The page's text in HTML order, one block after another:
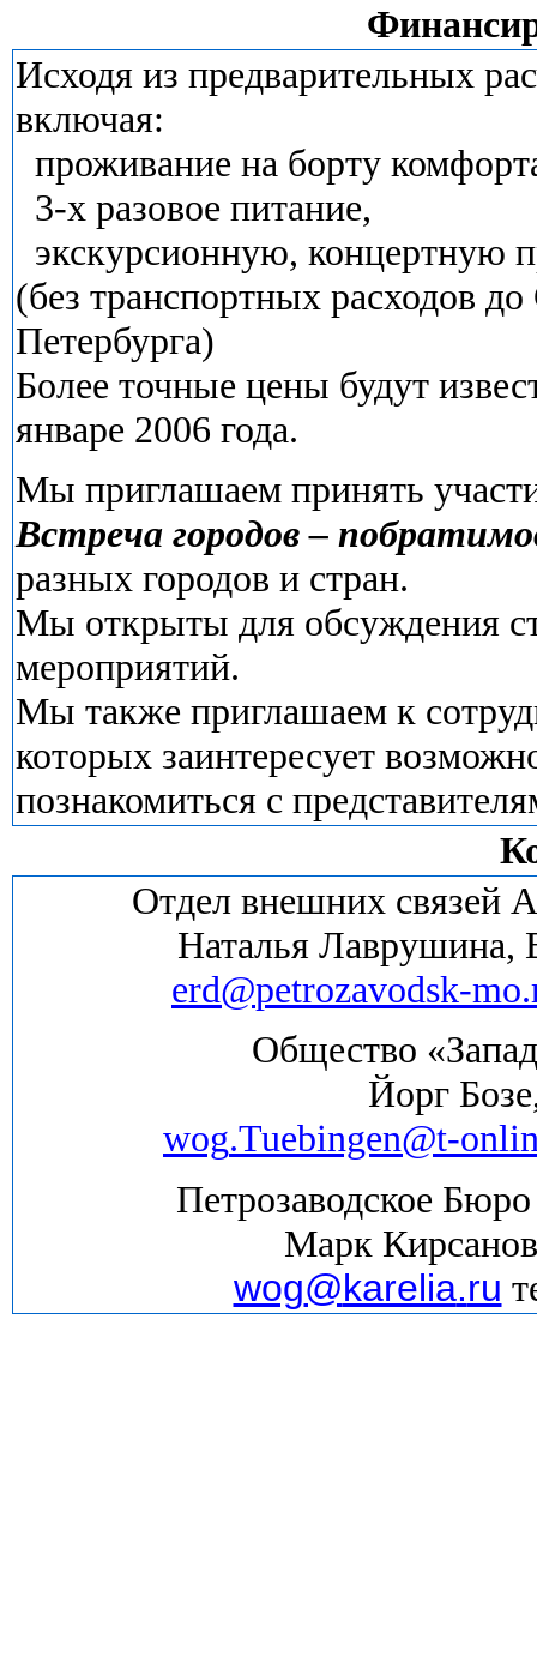
Исходя из предварительных
включая:
проживание на борту
3-х разовое питание,
экскурсионную, концертную
(без транспортных расходов
Петербурга)
Более точные цены будут
январе 2006 года.
Мы приглашаем принять
Встреча городов –
разных городов и стран.
Мы открыты для обсуждения
мероприятий.
Мы также приглашаем к
которых заинтересует
познакомиться с
Отдел внешних связей
Наталья Лаврушина,
erd@petrozavodsk-mo.
Общество
Йорг
wog.Tuebingen@t-
Петрозаводское
Марк
wog@karelia.ru